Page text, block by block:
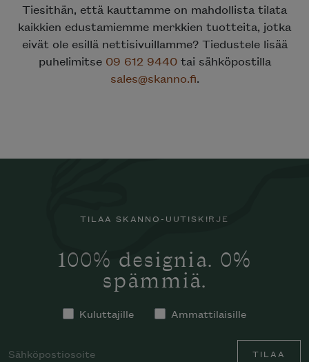
Tiesithän, että kauttamme on mahdollista tilata
kaikkien edustamiemme merkkien tuotteita, jotka
eivät ole esillä nettisivuillamme? Tiedustele lisää
puhelimitse 09 612 9440tai sähköpostilla
sales@skanno.fi.
TILAA SKANNO-UUTISKIRJE
100% designia. 0%
spämmiä.
Kuluttajille Ammattilaisille
TILAA